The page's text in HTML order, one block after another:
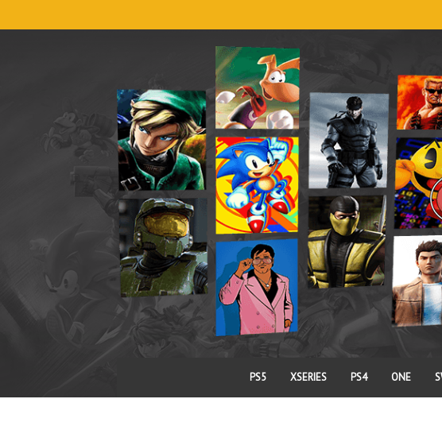
PS5 XSERIES PS4 ONE